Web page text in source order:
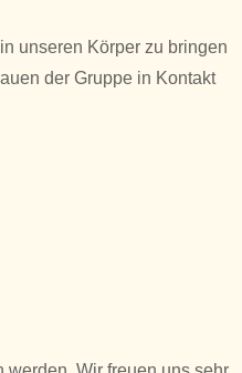
unseren Körper zu bringen
der Gruppe in Kontakt